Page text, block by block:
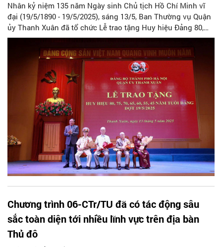
Nhân kỷ niệm 135 năm Ngày sinh Chủ tịch Hồ Chí Minh vĩ
đại (19/5/1890 - 19/5/2025), sáng 13/5, Ban Thường vụ Quận
ủy Thanh Xuân đã tổ chức Lễ trao tặng Huy hiệu Đảng 80,
75, 70, 65, 60, 55, 45 năm tuổi đảng cho các đảng viên lão
thành trên địa bàn quận đợt 19/5/2025.
Chương trình 06-CTr/TU đã có tác động sâu
sắc toàn diện tới nhiều lĩnh vực trên địa bàn
Thủ đô